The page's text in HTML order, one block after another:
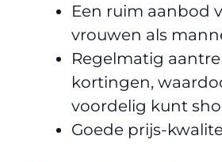
Een ruim aanbod
vrouwen als
Regelmatig
kortingen,
voordelig kunt
Goede prijs-